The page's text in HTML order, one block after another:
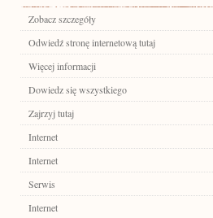
Zobacz szczegóły
Odwiedź stronę internetową tutaj
Więcej informacji
Dowiedz się wszystkiego
Zajrzyj tutaj
Internet
Internet
Serwis
Internet